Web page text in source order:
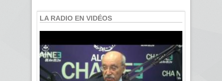
LA RADIO EN VIDÉOS